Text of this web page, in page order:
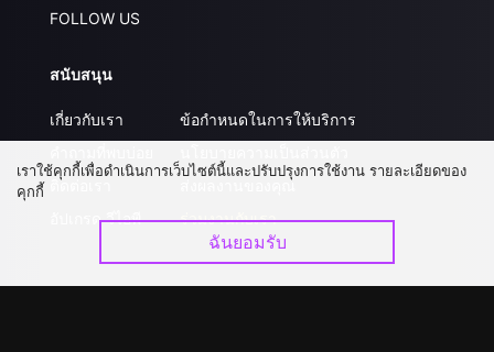
FOLLOW US
สนับสนุน
เกี่ยวกับเรา
ติดต่อเรา
อัปเกรด วีไอพี
ข้อกำหนดในการให้บริการ
ส่งผลงานของคุณ
ร่วมงานกับเรา
เราใช้คุกกี้เพื่อดำเนินการเว็บไซต์นี้และปรับปรุงการใช้งาน รายละเอียดของ
คุกกี้
ฉันยอมรับ